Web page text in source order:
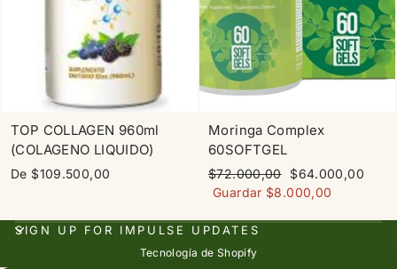
TOP COLLAGEN 960ml
(COLAGENO LIQUIDO)
De $109.500,00
Moringa Complex
60SOFTGEL
Precio
habitual
$72.000,00
Precio
de
$64.000,00
Guardar $8.000,00
SIGN UP FOR IMPULSE UPDATES
Tecnología de Shopify